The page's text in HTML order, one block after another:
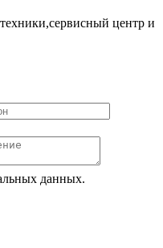
центр и
данных.